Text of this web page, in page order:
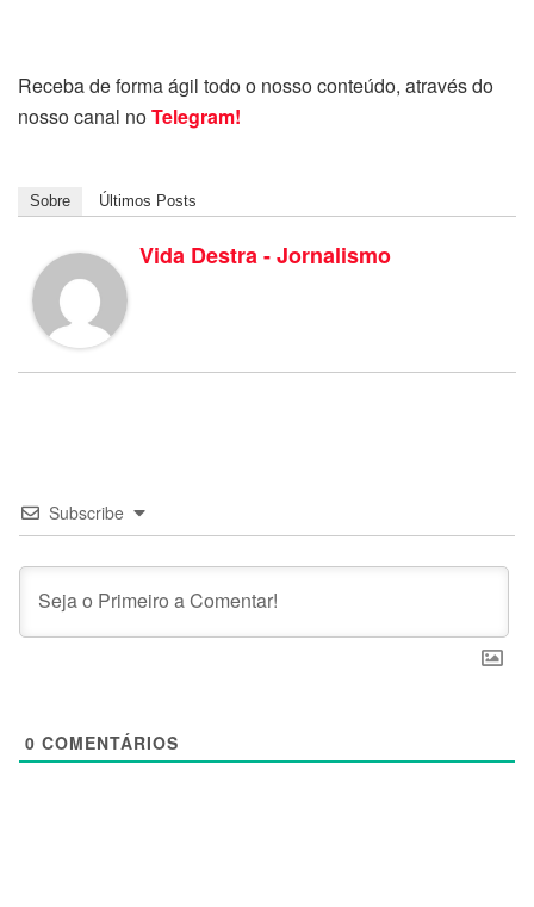
Receba de forma ágil todo o nosso conteúdo, através do
nosso canal noTelegram!
Sobre Últimos Posts
Vida Destra - Jornalismo
Subscribe
0 COMENTÁRIOS